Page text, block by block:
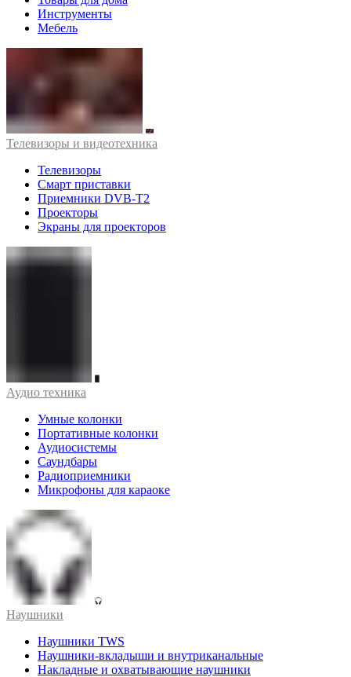
Инструменты
Мебель
Телевизоры и видеотехника
Телевизоры
Смарт приставки
Приемники DVB-T2
Проекторы
Экраны для проекторов
Аудио техника
Умные колонки
Портативные колонки
Аудиосистемы
Саундбары
Радиоприемники
Микрофоны для караоке
Наушники
Наушники TWS
Наушники-вкладыши и внутриканальные
Накладные и охватывающие наушники